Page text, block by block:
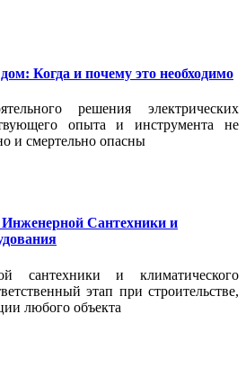
Когда и почему это необходимо
решения электрических
опыта и инструмента не
и смертельно опасны
Сантехники и
сантехники и климатического
этап при строительстве,
любого объекта